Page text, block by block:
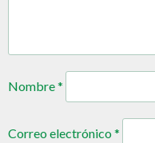
Nombre*
Correo electrónico*